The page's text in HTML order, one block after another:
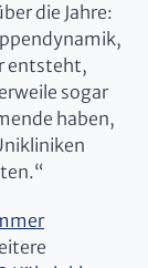
die Jahre:
entsteht,
sogar
haben,